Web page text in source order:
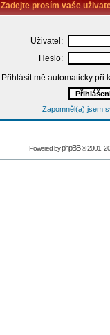
Zadejte prosím vaše
Uživatel:
Heslo:
Přihlásit mě automaticky při
Zapomněl(a) jsem
Powered byphpBB© 2001,